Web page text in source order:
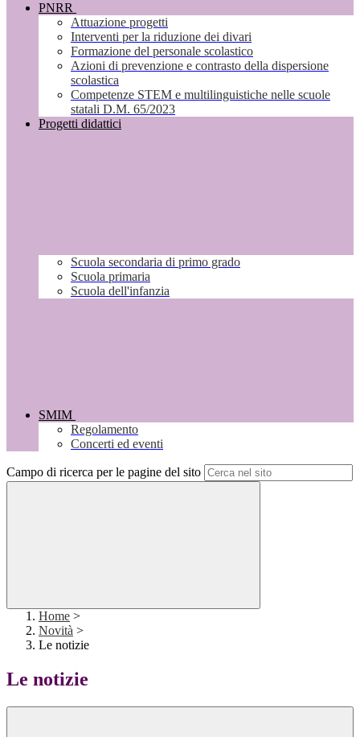
PNRR
Attuazione progetti
Interventi per la riduzione dei divari
Formazione del personale scolastico
Azioni di prevenzione e contrasto della dispersione
scolastica
Competenze STEM e multilinguistiche nelle scuole
statali D.M. 65/2023
Progetti didattici
Scuola secondaria di primo grado
Scuola primaria
Scuola dell'infanzia
SMIM
Regolamento
Concerti ed eventi
Campo di ricerca per le pagine del sito
Home >
Novità >
Le notizie
Le notizie